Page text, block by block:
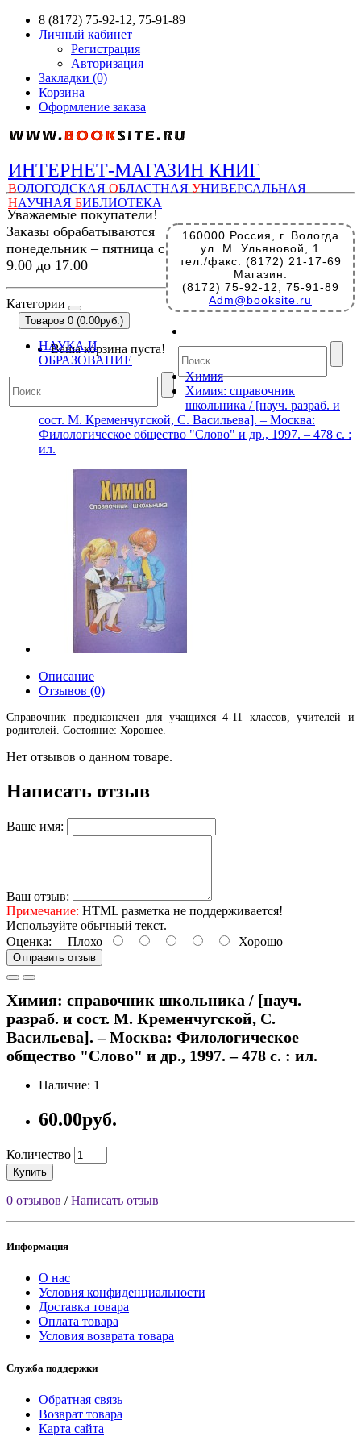
8 (8172) 75-92-12, 75-91-89
Личный кабинет
Регистрация
Авторизация
Закладки (0)
Корзина
Оформление заказа
ИНТЕРНЕТ-МАГАЗИН КНИГ
ВОЛОГОДСКАЯ ОБЛАСТНАЯ УНИВЕРСАЛЬНАЯ
НАУЧНАЯ БИБЛИОТЕКА
160000 Россия, г. Вологда
ул. М. Ульяновой, 1
тел./факс: (8172) 21-17-69
Магазин:
(8172) 75-92-12, 75-91-89
Adm@booksite.ru
Уважаемые покупатели!
Заказы обрабатываются
понедельник – пятница с
9.00 до 17.00
Категории
Товаров 0 (0.00руб.)
Ваша корзина пуста!
НАУКА И
ОБРАЗОВАНИЕ
Химия
Химия: справочник
школьника / [науч. разраб. и
сост. М. Кременчугской, С. Васильева]. – Москва:
Филологическое общество "Слово" и др., 1997. – 478 с. :
ил.
Описание
Отзывов (0)
Справочник предназначен для учащихся 4-11 классов, учителей и
родителей. Состояние: Хорошее.
Нет отзывов о данном товаре.
Написать отзыв
Ваше имя:
Ваш отзыв:
Примечание: HTML разметка не поддерживается!
Используйте обычный текст.
Оценка: Плохо Хорошо
Отправить отзыв
Химия: справочник школьника / [науч.
разраб. и сост. М. Кременчугской, С.
Васильева]. – Москва: Филологическое
общество "Слово" и др., 1997. – 478 с. : ил.
Наличие: 1
60.00руб.
Количество
Купить
0 отзывов /Написать отзыв
Информация
О нас
Условия конфиденциальности
Доставка товара
Оплата товара
Условия возврата товара
Служба поддержки
Обратная связь
Возврат товара
Карта сайта